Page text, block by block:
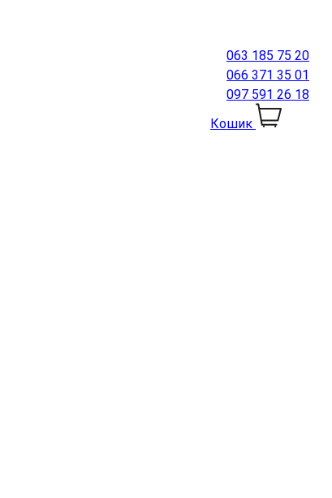
063 185 75 20
066 371 35 01
097 591 26 18
Кошик